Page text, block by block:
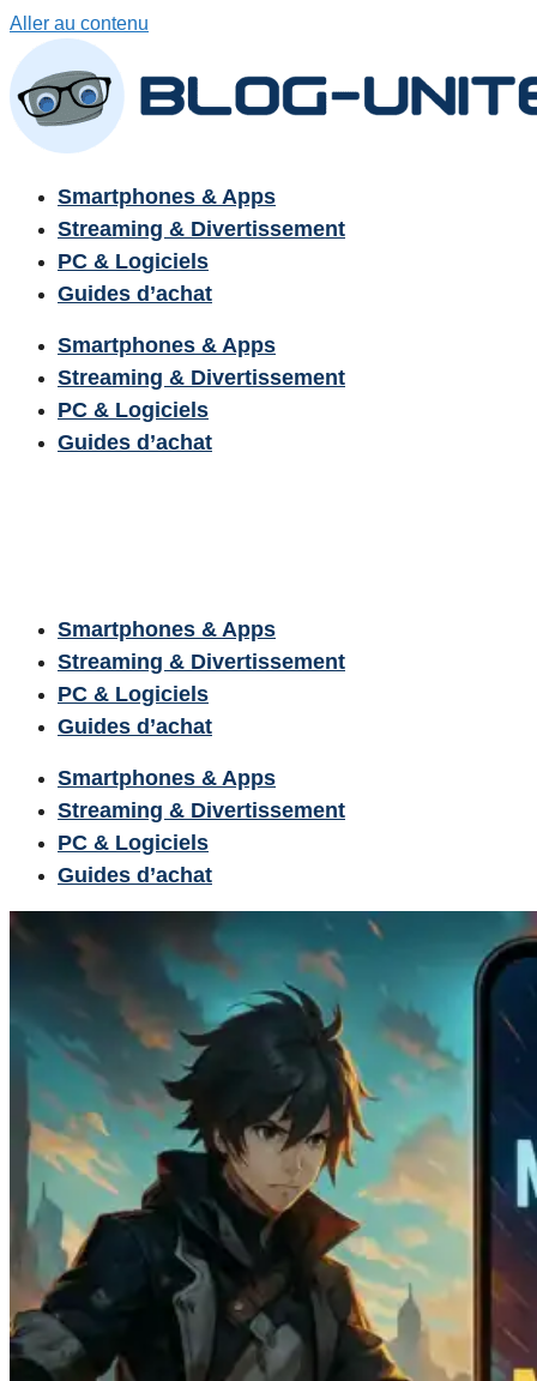
Aller au contenu
Smartphones & Apps
Streaming & Divertissement
PC & Logiciels
Guides d’achat
Smartphones & Apps
Streaming & Divertissement
PC & Logiciels
Guides d’achat
Smartphones & Apps
Streaming & Divertissement
PC & Logiciels
Guides d’achat
Smartphones & Apps
Streaming & Divertissement
PC & Logiciels
Guides d’achat